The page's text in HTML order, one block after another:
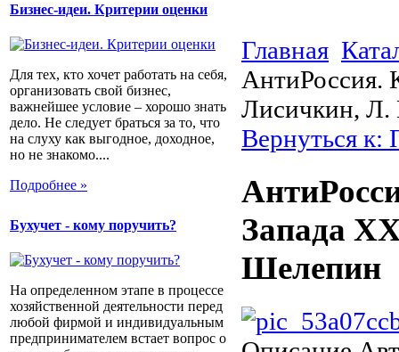
Бизнес-идеи. Критерии оценки
Для тех, кто хочет работать на себя,
организовать свой бизнес,
важнейшее условие – хорошо знать
дело. Не следует браться за то, что
на слуху как выгодное, доходное,
но не знакомо....
Подробнее »
Бухучет - кому поручить?
На определенном этапе в процессе
хозяйственной деятельности перед
любой фирмой и индивидуальным
предпринимателем встает вопрос о
Главная
АнтиРоссия.
Лисичкин,
Вернуться к:
Запада
Шелепин